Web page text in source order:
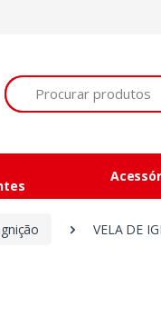
Procurar
VELA DE